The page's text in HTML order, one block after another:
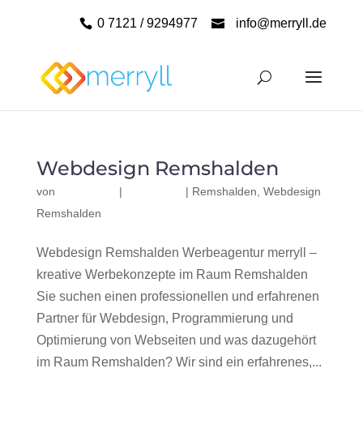
0 7121 / 9294977 info@merryll.de
Webdesign Remshalden
von | | Remshalden Webdesign
Remshalden
Webdesign Remshalden Werbeagentur merryll –
kreative Werbekonzepte im Raum Remshalden
Sie suchen einen professionellen und erfahrenen
Partner für Webdesign, Programmierung und
Optimierung von Webseiten und was dazugehört
im Raum Remshalden? Wir sind ein erfahrenes,...